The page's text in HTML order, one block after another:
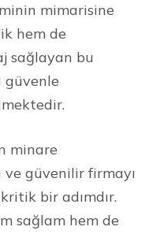
mimarisine
hem de
sağlayan bu
güvenle
minare
ve güvenilir firmayı
bir adımdır.
sağlam hem de